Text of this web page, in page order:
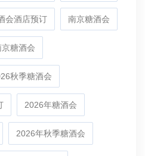
会酒店预订 南京糖酒会
糖酒会
秋季糖酒会
2026年糖酒会
2026年秋季糖酒会